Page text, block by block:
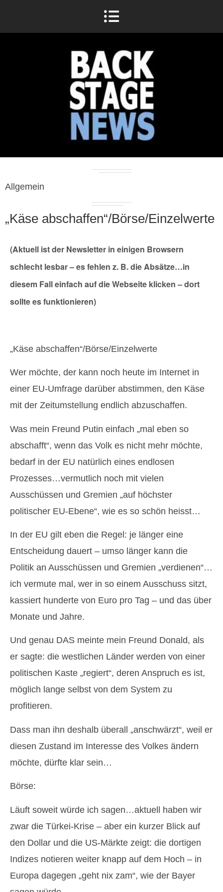
Allgemein
„Käse abschaffen“/Börse/Einzelwerte
(Aktuell ist der Newsletter in einigen Browsern
schlecht lesbar – es fehlen z. B. die Absätze…in
diesem Fall einfach auf die Webseite klicken – dort
sollte es funktionieren)
„Käse abschaffen“/Börse/Einzelwerte
Wer möchte, der kann noch heute im Internet in
einer EU-Umfrage darüber abstimmen, den Käse
mit der Zeitumstellung endlich abzuschaffen.
Was mein Freund Putin einfach „mal eben so
abschafft“, wenn das Volk es nicht mehr möchte,
bedarf in der EU natürlich eines endlosen
Prozesses…vermutlich noch mit vielen
Ausschüssen und Gremien „auf höchster
politischer EU-Ebene“, wie es so schön heisst…
In der EU gilt eben die Regel: je länger eine
Entscheidung dauert – umso länger kann die
Politik an Ausschüssen und Gremien „verdienen“…
ich vermute mal, wer in so einem Ausschuss sitzt,
kassiert hunderte von Euro pro Tag – und das über
Monate und Jahre.
Und genau DAS meinte mein Freund Donald, als
er sagte: die westlichen Länder werden von einer
politischen Kaste „regiert“, deren Anspruch es ist,
möglich lange selbst von dem System zu
profitieren.
Dass man ihn deshalb überall „anschwärzt“, weil er
diesen Zustand im Interesse des Volkes ändern
möchte, dürfte klar sein…
Börse:
Läuft soweit würde ich sagen…aktuell haben wir
zwar die Türkei-Krise – aber ein kurzer Blick auf
den Dollar und die US-Märkte zeigt: die dortigen
Indizes notieren weiter knapp auf dem Hoch – in
Europa dagegen „geht nix zam“, wie der Bayer